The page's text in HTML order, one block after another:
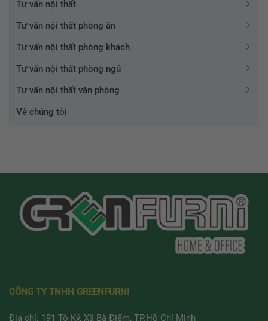
Tư vấn nội thất
Tư vấn nội thất phòng ăn
Tư vấn nội thất phòng khách
Tư vấn nội thất phòng ngủ
Tư vấn nội thất văn phòng
Về chúng tôi
CÔNG TY TNHH GREENFURNI
Địa chỉ: 191 Tô Ký, Xã Bà Điểm, TP.Hồ Chí Minh